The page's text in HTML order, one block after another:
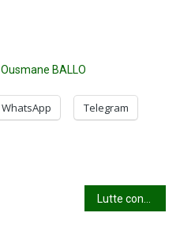
Ousmane BALLO
WhatsApp Telegram